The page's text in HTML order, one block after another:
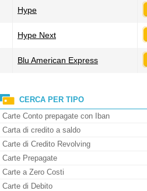
Hype
Hype Next
Blu American Express
CERCA PER TIPO
Carte Conto prepagate con Iban
Carta di credito a saldo
Carte di Credito Revolving
Carte Prepagate
Carte a Zero Costi
Carte di Debito